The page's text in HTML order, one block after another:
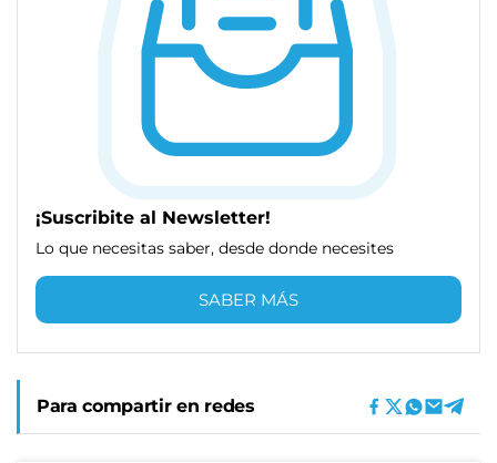
¡Suscribite al Newsletter!
Lo que necesitas saber, desde donde necesites
SABER MÁS
Para compartir en redes